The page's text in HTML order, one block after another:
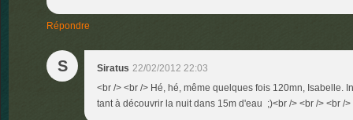
Répondre
S Siratus 22/02/2012 22:03
<br /> <br /> Hé, hé, même quelques fois 120mn, Isabelle.
tant à découvrir la nuit dans 15m d'eau ;)<br /> <br /> <br />